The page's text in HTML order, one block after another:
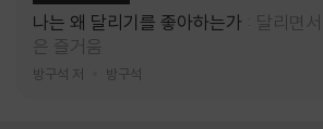
나는 왜 달리기를 좋아하는가
달리면
은 즐거움
방구석 저 방구석